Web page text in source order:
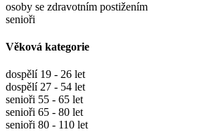
osoby se zdravotním postižením
senioři
Věková kategorie
dospělí 19 - 26 let
dospělí 27 - 54 let
senioři 55 - 65 let
senioři 65 - 80 let
senioři 80 - 110 let